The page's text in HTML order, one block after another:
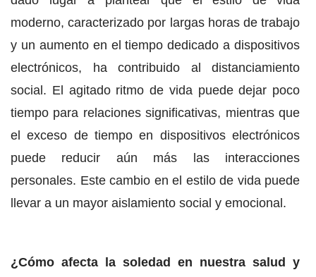
moderno, caracterizado por largas horas de trabajo
y un aumento en el tiempo dedicado a dispositivos
electrónicos, ha contribuido al distanciamiento
social. El agitado ritmo de vida puede dejar poco
tiempo para relaciones significativas, mientras que
el exceso de tiempo en dispositivos electrónicos
puede reducir aún más las interacciones
personales. Este cambio en el estilo de vida puede
llevar a un mayor aislamiento social y emocional.
¿Cómo afecta la soledad en nuestra salud y